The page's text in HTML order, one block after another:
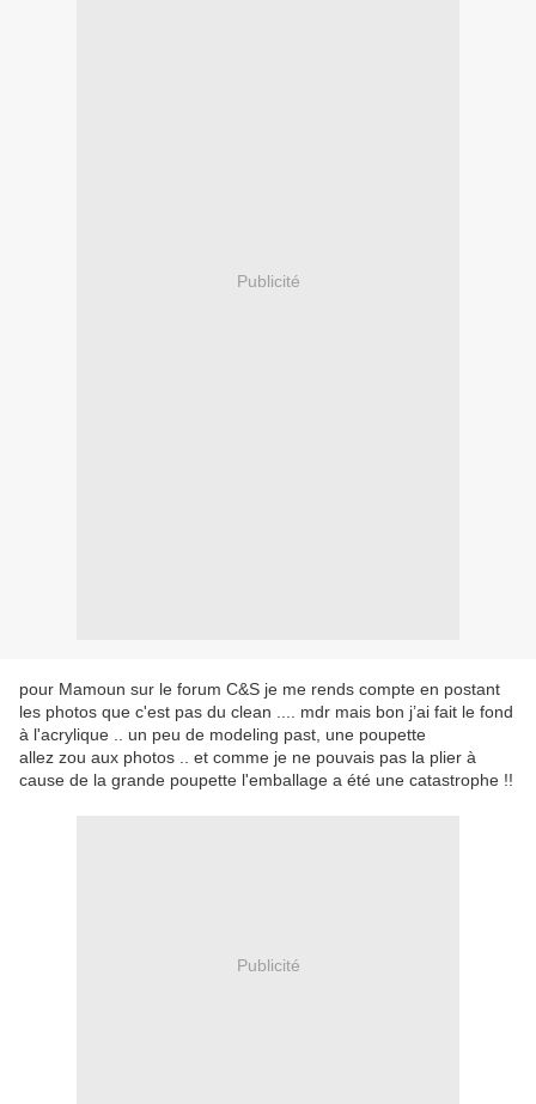
Publicité
pour Mamoun sur le forum C&S je me rends compte en postant
les photos que c'est pas du clean .... mdr mais bon j’ai fait le fond
à l'acrylique .. un peu de modeling past, une poupette
allez zou aux photos .. et comme je ne pouvais pas la plier à
cause de la grande poupette l'emballage a été une catastrophe !!
Publicité